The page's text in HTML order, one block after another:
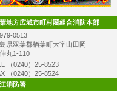
地方広域市町村圏組合消防本部
0513
県双葉郡楢葉町大字山田岡
丸1-110
（0240）25-8523
（0240）25-8524
消防署